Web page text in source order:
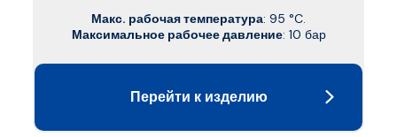
Макс. рабочая температура: 95 °C.
Максимальное рабочее давление: 10 бар
Перейти к изделию